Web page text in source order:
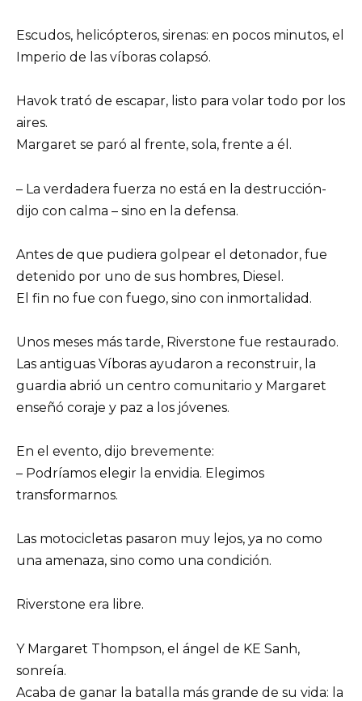
Escudos, helicópteros, sirenas: en pocos minutos, el
Imperio de las víboras colapsó.
Havok trató de escapar, listo para volar todo por los
aires.
Margaret se paró al frente, sola, frente a él.
– La verdadera fuerza no está en la destrucción-
dijo con calma – sino en la defensa.
Antes de que pudiera golpear el detonador, fue
detenido por uno de sus hombres, Diesel.
El fin no fue con fuego, sino con inmortalidad.
Unos meses más tarde, Riverstone fue restaurado.
Las antiguas Víboras ayudaron a reconstruir, la
guardia abrió un centro comunitario y Margaret
enseñó coraje y paz a los jóvenes.
En el evento, dijo brevemente:
– Podríamos elegir la envidia. Elegimos
transformarnos.
Las motocicletas pasaron muy lejos, ya no como
una amenaza, sino como una condición.
Riverstone era libre.
Y Margaret Thompson, el ángel de KE Sanh,
sonreía.
Acaba de ganar la batalla más grande de su vida: la